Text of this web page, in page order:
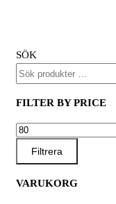
SÖK
FILTER BY PRICE
MIN
PRISFiltrera
VARUKORG